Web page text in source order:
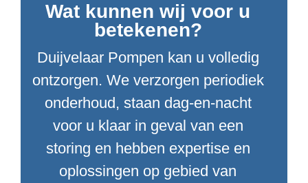
Wat kunnen wij voor u
betekenen?
Duijvelaar Pompen kan u volledig
ontzorgen. We verzorgen periodiek
onderhoud, staan dag-en-nacht
voor u klaar in geval van een
storing en hebben expertise en
oplossingen op gebied van